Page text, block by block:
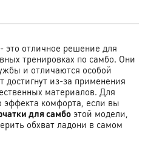
- это отличное решение для
тренировках по самбо. Они
и отличаются особой
из-за применения
материалов. Для
комфорта, если вы
для самбо этой модели,
обхват ладони в самом